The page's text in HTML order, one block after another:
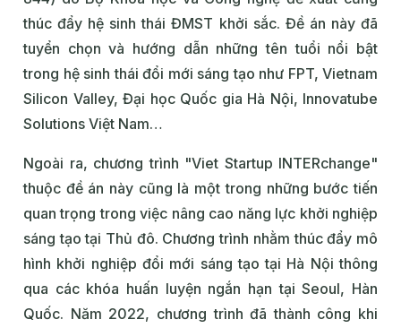
thúc đẩy hệ sinh thái ĐMST khởi sắc. Đề án này đã
tuyển chọn và hướng dẫn những tên tuổi nổi bật
trong hệ sinh thái đổi mới sáng tạo như FPT, Vietnam
Silicon Valley, Đại học Quốc gia Hà Nội, Innovatube
Solutions Việt Nam…
Ngoài ra, chương trình "Viet Startup INTERchange"
thuộc đề án này cũng là một trong những bước tiến
quan trọng trong việc nâng cao năng lực khởi nghiệp
sáng tạo tại Thủ đô. Chương trình nhằm thúc đẩy mô
hình khởi nghiệp đổi mới sáng tạo tại Hà Nội thông
qua các khóa huấn luyện ngắn hạn tại Seoul, Hàn
Quốc. Năm 2022, chương trình đã thành công khi